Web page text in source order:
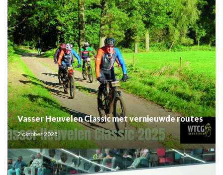
Vasser Heuvelen Classic met vernieuwde routes
2 oktober 2025